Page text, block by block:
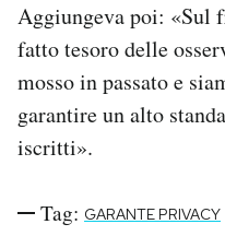
Aggiungeva poi: «Sul
fatto tesoro delle
mosso in passato e
garantire un alto
iscritti».
Tag: GARANTE PRIVACY